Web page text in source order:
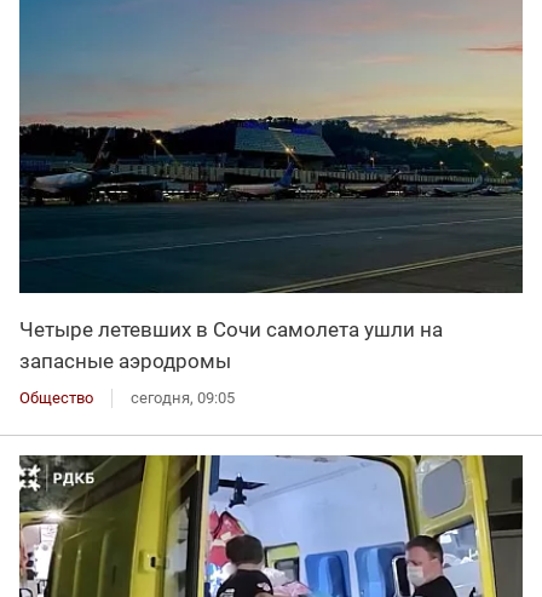
Четыре летевших в Сочи самолета ушли на
запасные аэродромы
Общество сегодня, 09:05